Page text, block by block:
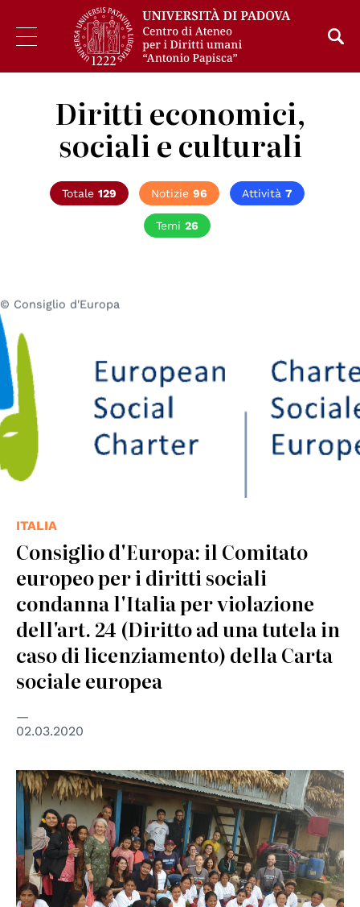
Diritti economici,
sociali e culturali
Totale 129 Notizie 96 Attività 7
Temi 26
© Consiglio d'Europa
ITALIA
Consiglio d'Europa: il Comitato
europeo per i diritti sociali
condanna l'Italia per violazione
dell'art. 24 (Diritto ad una tutela in
caso di licenziamento) della Carta
sociale europea
02.03.2020